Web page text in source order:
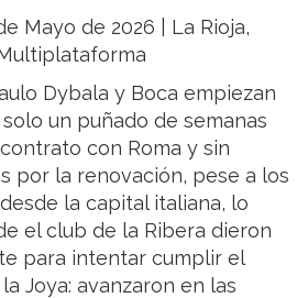
Mayo de 2026 | La Rioja,
Dybala y Boca empiezan
un puñado de semanas
con Roma y sin
por la renovación, pese a los
la capital italiana, lo
el club de la Ribera dieron
para intentar cumplir el
Joya: avanzaron en las